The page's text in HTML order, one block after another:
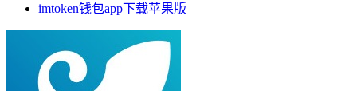
imtoken钱包app下载苹果版